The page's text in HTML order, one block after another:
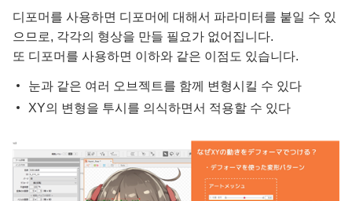
디포머를 사용하면 디포머에 대해서 파라미터를 붙일 수 있
으므로, 각각의 형상을 만들 필요가 없어집니다.
또 디포머를 사용하면 이하와 같은 이점도 있습니다.
눈과 같은 여러 오브젝트를 함께 변형시킬 수 있다
XY의 변형을 투시를 의식하면서 적용할 수 있다